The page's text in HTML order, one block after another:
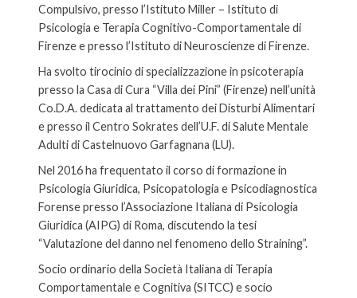
Compulsivo, presso l’Istituto Miller – Istituto di
Psicologia e Terapia Cognitivo-Comportamentale di
Firenze e presso l’Istituto di Neuroscienze di Firenze.
Ha svolto tirocinio di specializzazione in psicoterapia
presso la Casa di Cura “Villa dei Pini” (Firenze) nell’unità
Co.D.A. dedicata al trattamento dei Disturbi Alimentari
e presso il Centro Sokrates dell’U.F. di Salute Mentale
Adulti di Castelnuovo Garfagnana (LU).
Nel 2016 ha frequentato il corso di formazione in
Psicologia Giuridica, Psicopatologia e Psicodiagnostica
Forense presso l’Associazione Italiana di Psicologia
Giuridica (AIPG) di Roma, discutendo la tesi
“Valutazione del danno nel fenomeno dello Straining”.
Socio ordinario della Società Italiana di Terapia
Comportamentale e Cognitiva (SITCC) e socio